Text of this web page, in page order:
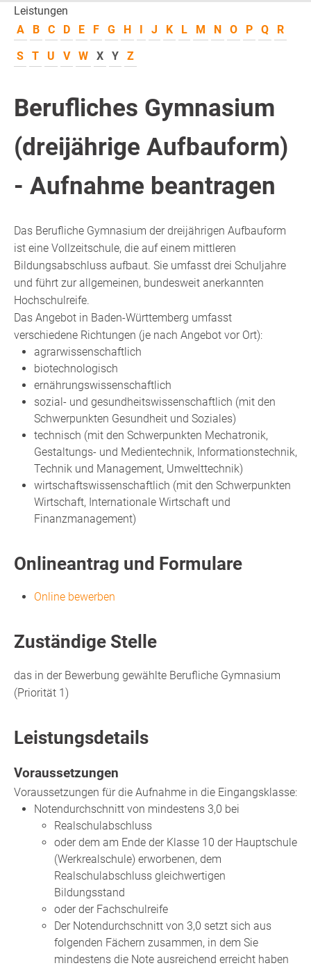
Leistungen
A
B C D E F G H I J K L M N O P Q
R
S
T U V W X Y Z
Berufliches Gymnasium
(dreijährige Aufbauform)
- Aufnahme beantragen
Das Berufliche Gymnasium der dreijährigen Aufbauform
ist eine Vollzeitschule, die auf einem mittleren
Bildungsabschluss aufbaut. Sie umfasst drei Schuljahre
und führt zur allgemeinen, bundesweit anerkannten
Hochschulreife.
Das Angebot in Baden-Württemberg umfasst
verschiedene Richtungen (je nach Angebot vor Ort):
agrarwissenschaftlich
biotechnologisch
ernährungswissenschaftlich
sozial- und gesundheitswissenschaftlich (mit den
Schwerpunkten Gesundheit und Soziales)
technisch (mit den Schwerpunkten Mechatronik,
Gestaltungs- und Medientechnik, Informationstechnik,
Technik und Management, Umwelttechnik)
wirtschaftswissenschaftlich (mit den Schwerpunkten
Wirtschaft, Internationale Wirtschaft und
Finanzmanagement)
Onlineantrag und Formulare
Online bewerben
Zuständige Stelle
das in der Bewerbung gewählte Berufliche Gymnasium
(Priorität 1)
Leistungsdetails
Voraussetzungen
Voraussetzungen für die Aufnahme in die Eingangsklasse:
Notendurchschnitt von mindestens 3,0 bei
Realschulabschluss
oder dem am Ende der Klasse 10 der Hauptschule
(Werkrealschule) erworbenen, dem
Realschulabschluss gleichwertigen
Bildungsstand
oder der Fachschulreife
Der Notendurchschnitt von 3,0 setzt sich aus
folgenden Fächern zusammen, in dem Sie
mindestens die Note ausreichend erreicht haben